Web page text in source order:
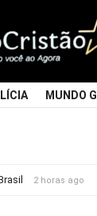
MUNDO
2 horas ago